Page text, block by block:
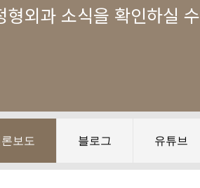
외과 소식을 확인하실
보도 블로그 유튜브